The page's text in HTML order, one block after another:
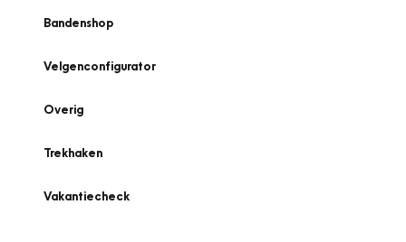
Bandenshop
Velgenconfigurator
Overig
Trekhaken
Vakantiecheck